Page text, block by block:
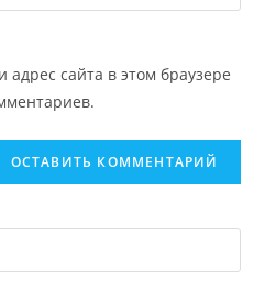
сайта в этом браузере